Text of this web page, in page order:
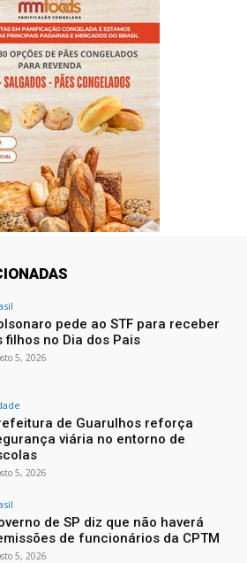
pede ao STF para receber
filhos no Dia dos Pais
5, 2026
de Guarulhos reforça
viária no entorno de
5, 2026
de SP diz que não haverá
de funcionários da CPTM
5, 2026